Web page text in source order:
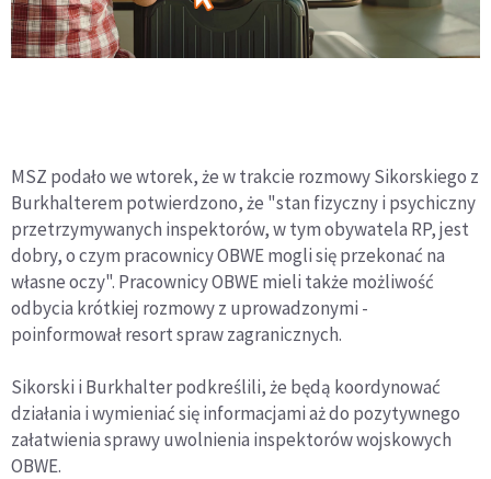
MSZ podało we wtorek, że w trakcie rozmowy Sikorskiego z
Burkhalterem potwierdzono, że "stan fizyczny i psychiczny
przetrzymywanych inspektorów, w tym obywatela RP, jest
dobry, o czym pracownicy OBWE mogli się przekonać na
własne oczy". Pracownicy OBWE mieli także możliwość
odbycia krótkiej rozmowy z uprowadzonymi -
poinformował resort spraw zagranicznych.
Sikorski i Burkhalter podkreślili, że będą koordynować
działania i wymieniać się informacjami aż do pozytywnego
załatwienia sprawy uwolnienia inspektorów wojskowych
OBWE.